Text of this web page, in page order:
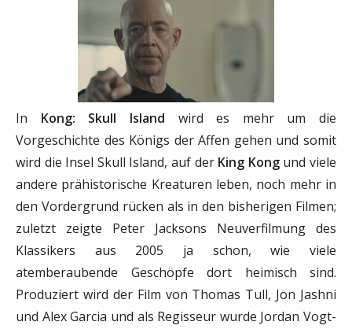
In Kong: Skull Island wird es mehr um die
Vorgeschichte des Königs der Affen gehen und somit
wird die Insel Skull Island, auf der King Kongund viele
andere prähistorische Kreaturen leben, noch mehr in
den Vordergrund rücken als in den bisherigen Filmen;
zuletzt zeigte Peter Jacksons Neuverfilmung des
Klassikers aus 2005 ja schon, wie viele
atemberaubende Geschöpfe dort heimisch sind.
Produziert wird der Film von Thomas Tull, Jon Jashni
und Alex Garcia und als Regisseur wurde Jordan Vogt-